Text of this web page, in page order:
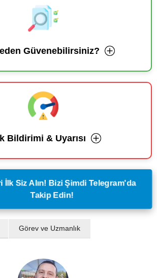
Güvenebilirsiniz?
Bildirimi & Uyarısı
İlk Siz Alın! Bizi Şimdi Telegram'da
Takip Edin!
Görev ve Uzmanlık